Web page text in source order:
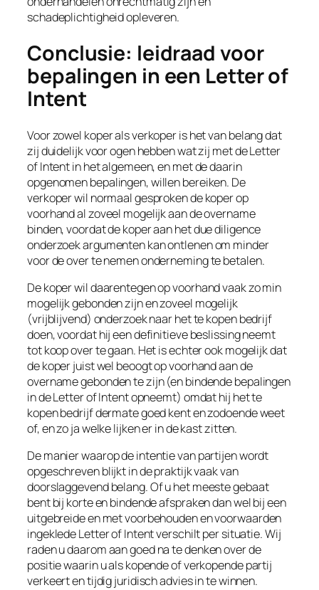
schadeplichtigheid opleveren.
Conclusie: leidraad voor
bepalingen in een Letter of
Intent
Voor zowel koper als verkoper is het van belang dat
zij duidelijk voor ogen hebben wat zij met de Letter
of Intent in het algemeen, en met de daarin
opgenomen bepalingen, willen bereiken. De
verkoper wil normaal gesproken de koper op
voorhand al zoveel mogelijk aan de overname
binden, voordat de koper aan het due diligence
onderzoek argumenten kan ontlenen om minder
voor de over te nemen onderneming te betalen.
De koper wil daarentegen op voorhand vaak zo min
mogelijk gebonden zijn en zoveel mogelijk
(vrijblijvend) onderzoek naar het te kopen bedrijf
doen, voordat hij een definitieve beslissing neemt
tot koop over te gaan. Het is echter ook mogelijk dat
de koper juist wel beoogt op voorhand aan de
overname gebonden te zijn (en bindende bepalingen
in de Letter of Intent opneemt) omdat hij het te
kopen bedrijf dermate goed kent en zodoende weet
of, en zo ja welke lijken er in de kast zitten.
De manier waarop de intentie van partijen wordt
opgeschreven blijkt in de praktijk vaak van
doorslaggevend belang. Of u het meeste gebaat
bent bij korte en bindende afspraken dan wel bij een
uitgebreide en met voorbehouden en voorwaarden
ingeklede Letter of Intent verschilt per situatie. Wij
raden u daarom aan goed na te denken over de
positie waarin u als kopende of verkopende partij
verkeert en tijdig juridisch advies in te winnen.